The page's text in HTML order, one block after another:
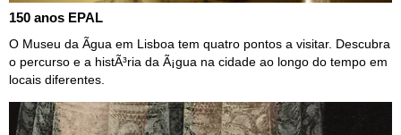
150 anos EPAL
O Museu da Ãgua em Lisboa tem quatro pontos a visitar. Descubra
o percurso e a histÃ³ria da Ã¡gua na cidade ao longo do tempo em
locais diferentes.